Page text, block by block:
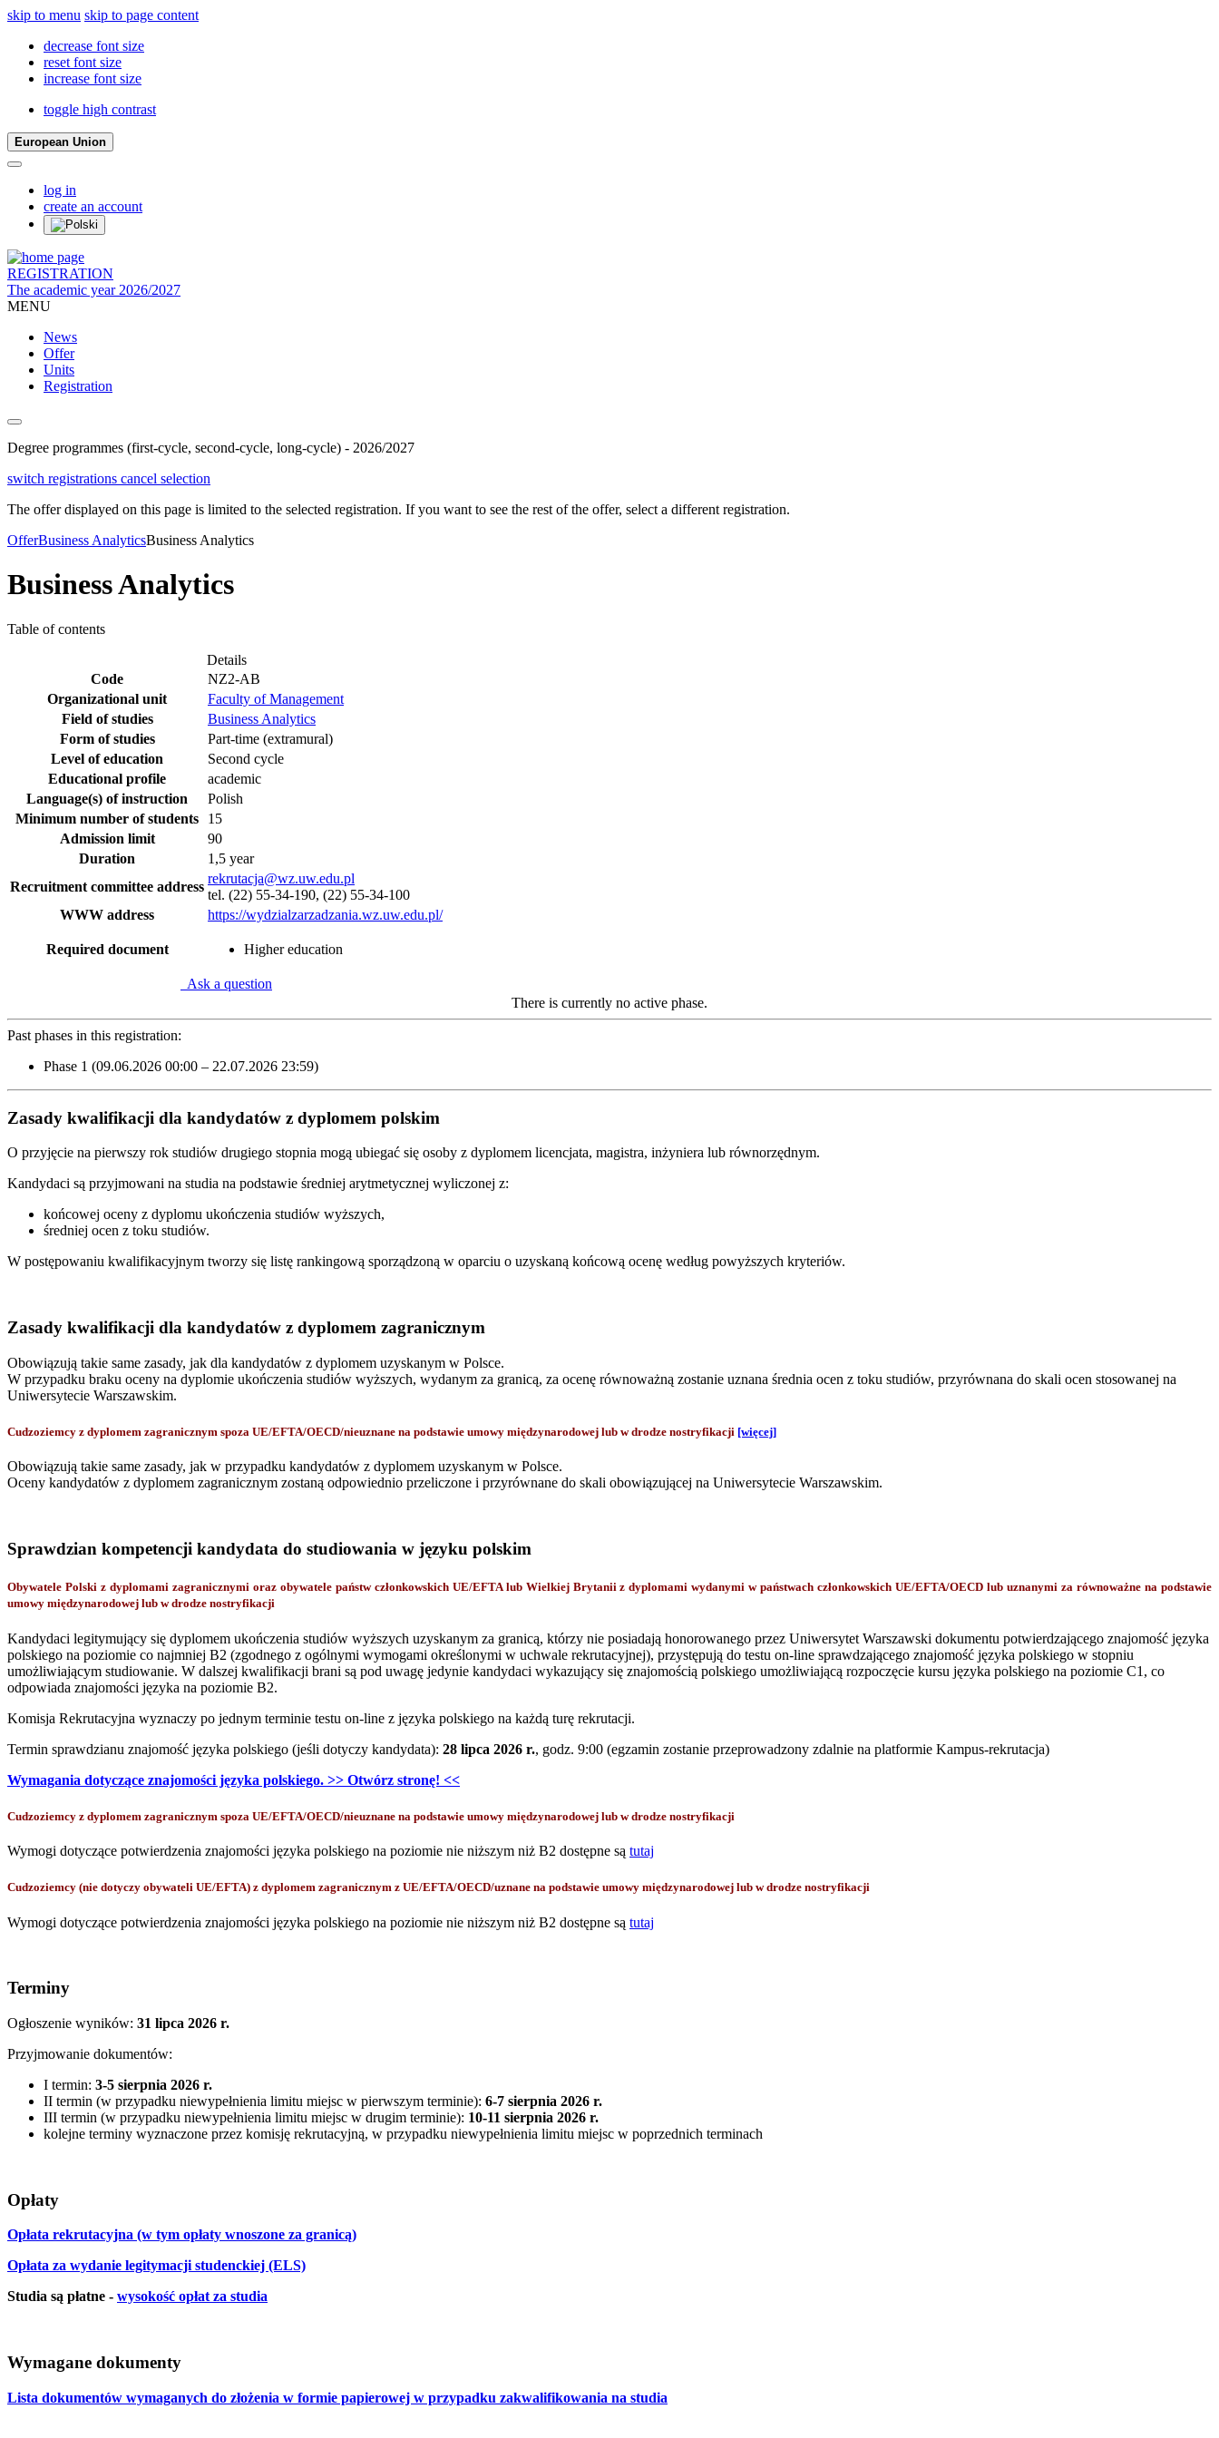
skip to menu skip to page content
decrease font size
reset font size
increase font size
toggle high contrast
European Union
log in
create an account
REGISTRATION
The academic year 2026/2027
MENU
News
Offer
Units
Registration
Degree programmes (first-cycle, second-cycle, long-cycle) - 2026/2027
switch registrations cancel selection
The offer displayed on this page is limited to the selected registration. If you want to see the rest of the offer, select a different registration.
OfferBusiness AnalyticsBusiness Analytics
Business Analytics
Table of contents
Details
Code
NZ2-AB
Organizational unit
Faculty of Management
Field of studies
Business Analytics
Form of studies
Part-time (extramural)
Level of education
Second cycle
Educational profile
academic
Language(s) of instruction
Polish
Minimum number of students
15
Admission limit
90
Duration
1,5 year
Recruitment committee address
rekrutacja@wz.uw.edu.pl
tel. (22) 55-34-190, (22) 55-34-100
WWW address
https://wydzialzarzadzania.wz.uw.edu.pl/
Required document Higher education
Ask a question
There is currently no active phase.
Past phases in this registration:
Phase 1 (09.06.2026 00:00 – 22.07.2026 23:59)
Zasady kwalifikacji dla kandydatów z dyplomem polskim
O przyjęcie na pierwszy rok studiów drugiego stopnia mogą ubiegać się osoby z dyplomem licencjata, magistra, inżyniera lub równorzędnym.
Kandydaci są przyjmowani na studia na podstawie średniej arytmetycznej wyliczonej z:
końcowej oceny z dyplomu ukończenia studiów wyższych,
średniej ocen z toku studiów.
W postępowaniu kwalifikacyjnym tworzy się listę rankingową sporządzoną w oparciu o uzyskaną końcową ocenę według powyższych kryteriów.
Zasady kwalifikacji dla kandydatów z dyplomem zagranicznym
Obowiązują takie same zasady, jak dla kandydatów z dyplomem uzyskanym w Polsce.
W przypadku braku oceny na dyplomie ukończenia studiów wyższych, wydanym za granicą, za ocenę równoważną zostanie uznana średnia ocen z toku studiów, przyrównana do skali ocen stosowanej na
Uniwersytecie Warszawskim.
Cudzoziemcy z dyplomem zagranicznym spoza UE/EFTA/OECD/nieuznane na podstawie umowy międzynarodowej lub w drodze nostryfikacji [więcej]
Obowiązują takie same zasady, jak w przypadku kandydatów z dyplomem uzyskanym w Polsce.
Oceny kandydatów z dyplomem zagranicznym zostaną odpowiednio przeliczone i przyrównane do skali obowiązującej na Uniwersytecie Warszawskim.
Sprawdzian kompetencji kandydata do studiowania w języku polskim
Obywatele Polski z dyplomami zagranicznymi oraz obywatele państw członkowskich UE/EFTA lub Wielkiej Brytanii z dyplomami wydanymi w państwach członkowskich UE/EFTA/OECD lub uznanymi za równoważne na podstawie
umowy międzynarodowej lub w drodze nostryfikacji
Kandydaci legitymujący się dyplomem ukończenia studiów wyższych uzyskanym za granicą, którzy nie posiadają honorowanego przez Uniwersytet Warszawski dokumentu potwierdzającego znajomość języka
polskiego na poziomie co najmniej B2 (zgodnego z ogólnymi wymogami określonymi w uchwale rekrutacyjnej), przystępują do testu on-line sprawdzającego znajomość języka polskiego w stopniu
umożliwiającym studiowanie. W dalszej kwalifikacji brani są pod uwagę jedynie kandydaci wykazujący się znajomością polskiego umożliwiającą rozpoczęcie kursu języka polskiego na poziomie C1, co
odpowiada znajomości języka na poziomie B2.
Komisja Rekrutacyjna wyznaczy po jednym terminie testu on-line z języka polskiego na każdą turę rekrutacji.
Termin sprawdzianu znajomość języka polskiego (jeśli dotyczy kandydata): 28 lipca 2026 r., godz. 9:00 (egzamin zostanie przeprowadzony zdalnie na platformie Kampus-rekrutacja)
Wymagania dotyczące znajomości języka polskiego. >> Otwórz stronę! <<
Cudzoziemcy z dyplomem zagranicznym spoza UE/EFTA/OECD/nieuznane na podstawie umowy międzynarodowej lub w drodze nostryfikacji
Wymogi dotyczące potwierdzenia znajomości języka polskiego na poziomie nie niższym niż B2 dostępne są tutaj
Cudzoziemcy (nie dotyczy obywateli UE/EFTA) z dyplomem zagranicznym z UE/EFTA/OECD/uznane na podstawie umowy międzynarodowej lub w drodze nostryfikacji
Wymogi dotyczące potwierdzenia znajomości języka polskiego na poziomie nie niższym niż B2 dostępne są tutaj
Terminy
Ogłoszenie wyników: 31 lipca 2026 r.
Przyjmowanie dokumentów:
I termin: 3-5 sierpnia 2026 r.
II termin (w przypadku niewypełnienia limitu miejsc w pierwszym terminie): 6-7 sierpnia 2026 r.
III termin (w przypadku niewypełnienia limitu miejsc w drugim terminie): 10-11 sierpnia 2026 r.
kolejne terminy wyznaczone przez komisję rekrutacyjną, w przypadku niewypełnienia limitu miejsc w poprzednich terminach
Opłaty
Opłata rekrutacyjna (w tym opłaty wnoszone za granicą)
Opłata za wydanie legitymacji studenckiej (ELS)
Studia są płatne - wysokość opłat za studia
Wymagane dokumenty
Lista dokumentów wymaganych do złożenia w formie papierowej w przypadku zakwalifikowania na studia